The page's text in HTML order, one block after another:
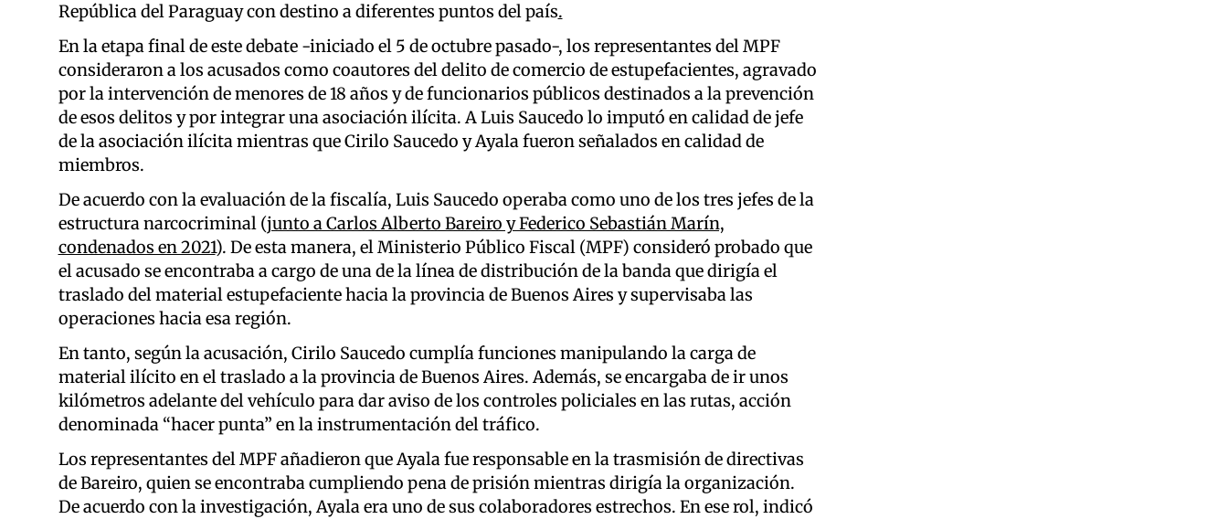
República del Paraguay con destino a diferentes puntos del país.
En la etapa final de este debate -iniciado el 5 de octubre pasado-, los representantes del MPF
consideraron a los acusados como coautores del delito de comercio de estupefacientes, agravado
por la intervención de menores de 18 años y de funcionarios públicos destinados a la prevención
de esos delitos y por integrar una asociación ilícita. A Luis Saucedo lo imputó en calidad de jefe
de la asociación ilícita mientras que Cirilo Saucedo y Ayala fueron señalados en calidad de
miembros.
De acuerdo con la evaluación de la fiscalía, Luis Saucedo operaba como uno de los tres jefes de la
estructura narcocriminal (junto a Carlos Alberto Bareiro y Federico Sebastián Marín,
condenados en 2021). De esta manera, el Ministerio Público Fiscal (MPF) consideró probado que
el acusado se encontraba a cargo de una de la línea de distribución de la banda que dirigía el
traslado del material estupefaciente hacia la provincia de Buenos Aires y supervisaba las
operaciones hacia esa región.
En tanto, según la acusación, Cirilo Saucedo cumplía funciones manipulando la carga de
material ilícito en el traslado a la provincia de Buenos Aires. Además, se encargaba de ir unos
kilómetros adelante del vehículo para dar aviso de los controles policiales en las rutas, acción
denominada “hacer punta” en la instrumentación del tráfico.
Los representantes del MPF añadieron que Ayala fue responsable en la trasmisión de directivas
de Bareiro, quien se encontraba cumpliendo pena de prisión mientras dirigía la organización.
De acuerdo con la investigación, Ayala era uno de sus colaboradores estrechos. En ese rol, indicó